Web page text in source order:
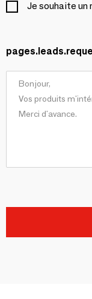
Je souhaite un